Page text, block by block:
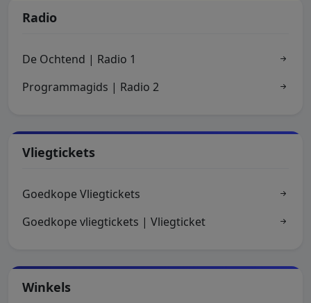
Radio
De Ochtend | Radio 1
Programmagids | Radio 2
Vliegtickets
Goedkope Vliegtickets
Goedkope vliegtickets | Vliegticket
Winkels